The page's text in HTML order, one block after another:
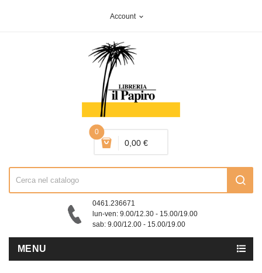
Account expand_more
0
0,00 €
0461.236671
lun-ven: 9.00/12.30 - 15.00/19.00
sab: 9.00/12.00 - 15.00/19.00
MENU